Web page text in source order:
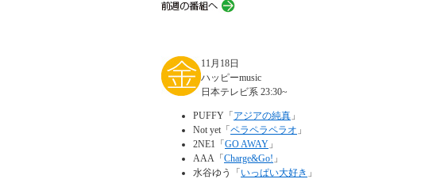
11月18日
ハッピーmusic
日本テレビ系 23:30~
PUFFY「 アジアの純真 」
Not yet「 ペラペラペラオ 」
2NE1「 GO AWAY 」
AAA「 Charge&Go! 」
水谷ゆう「 いっぱい大好き 」